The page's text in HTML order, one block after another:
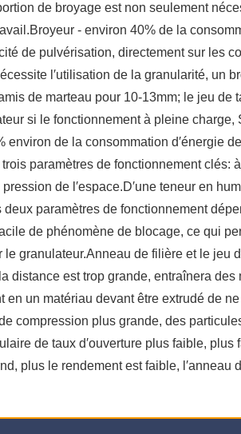
de broyage est non seulement
- environ 40% de la
de pulvérisation, directement sur les
l′utilisation de la granularité, un
de marteau pour 10-13mm; le jeu
si le fonctionnement à pleine charge,
de la consommation d′énergie
paramètres de fonctionnement clés:
de l′espace.D′une teneur en
paramètres de fonctionnement
de phénomène de blocage, ce qui
granulateur.Anneau de filière et le jeu
distance est trop grande, entraînera
un matériau devant être extrudé de
compression plus grande, des
de taux d′ouverture plus faible,
plus le rendement est faible, l′anneau